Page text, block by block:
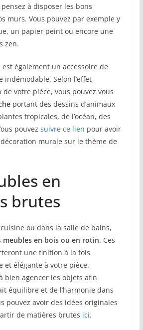
à disposer les bons
murs. Vous pouvez par exemple y
un papier peint ou encore une
zen.
est également un accessoire de
indémodable. Selon l’effet
votre pièce, vous pouvez vous
portant des dessins d’animaux
tropicales, de l’océan, des
pouvez suivre ce lien pour avoir
murale sur le thème de
en
brutes
ou dans la salle de bains,
meubles en bois ou en rotin. Ces
une finition à la fois
et élégante à votre pièce.
bien agencer les objets afin
équilibre et de l’harmonie dans
pouvez avoir des idées originales
de matières brutes ici.